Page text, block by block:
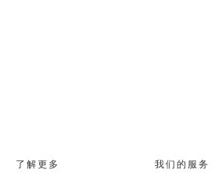
了解更多 我们的服务